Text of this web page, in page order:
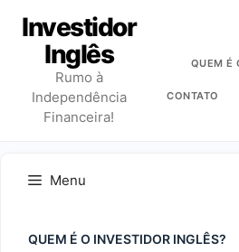
para
conteúdo
Investidor
Inglês
Rumo à
Independência
Financeira!
QUEM É
CONTATO
Menu
QUEM É O INVESTIDOR INGLÊS?